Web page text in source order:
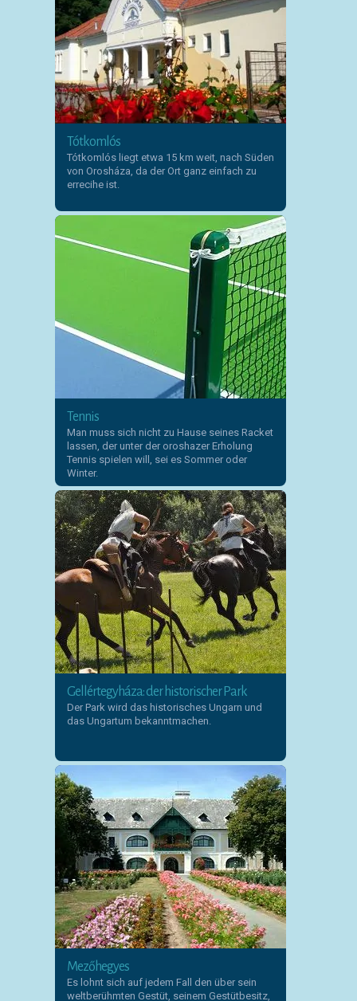
Tótkomlós
Tótkomlós liegt etwa 15 km weit, nach Süden
von Orosháza, da der Ort ganz einfach zu
errecihe ist.
Tennis
Man muss sich nicht zu Hause seines Racket
lassen, der unter der oroshazer Erholung
Tennis spielen will, sei es Sommer oder
Winter.
Gellértegyháza: der historischer Park
Der Park wird das historisches Ungarn und
das Ungartum bekanntmachen.
Mezőhegyes
Es lohnt sich auf jedem Fall den über sein
weltberühmten Gestüt, seinem Gestütbesitz,